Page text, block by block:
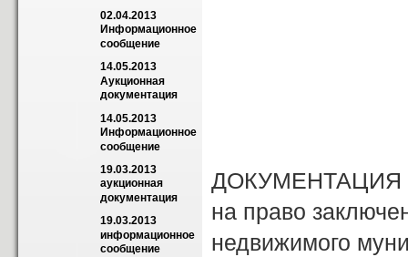
02.04.2013
Информационное
сообщение
14.05.2013
Аукционная
документация
14.05.2013
Информационное
сообщение
19.03.2013
аукционная
документация
19.03.2013
информационное
сообщение
ДОКУМЕНТАЦИЯ
на право
недвижимого